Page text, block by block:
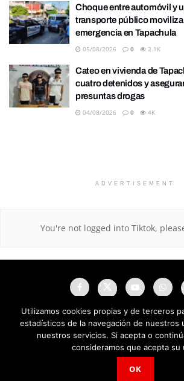
Choque entre automóvil y
transporte público moviliza
emergencia en Tapachula
05/08/2026 0 2.1K
Cateo en vivienda de
cuatro detenidos y
presuntas drogas
04/08/2026 0 4K
ADVERTISEMENT
You're not logged into Tiktok,
NAU Noticias A Tiempo Universales
Utilizamos cookies propias y de terceros
estadísticos de la navegación de nuestros
nuestros servicios. Si acepta o
consideramos que acepta su
OK